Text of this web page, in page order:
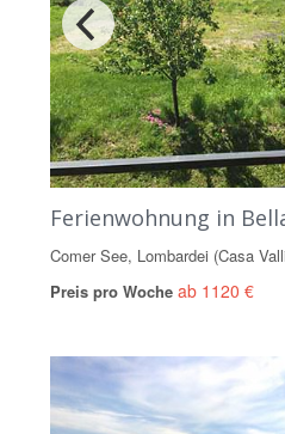
Ferienwohnung in
Comer See, Lombardei (Casa
Preis pro Woche ab 1120 €